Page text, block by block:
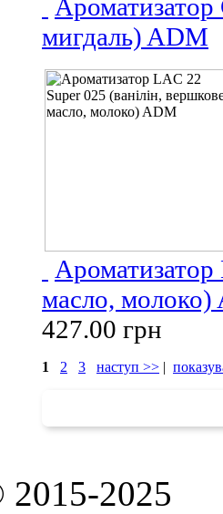
Ароматизатор
мигдаль) ADM
масло, молоко)
427.00 грн
1 2 3 наступ >> |
2025